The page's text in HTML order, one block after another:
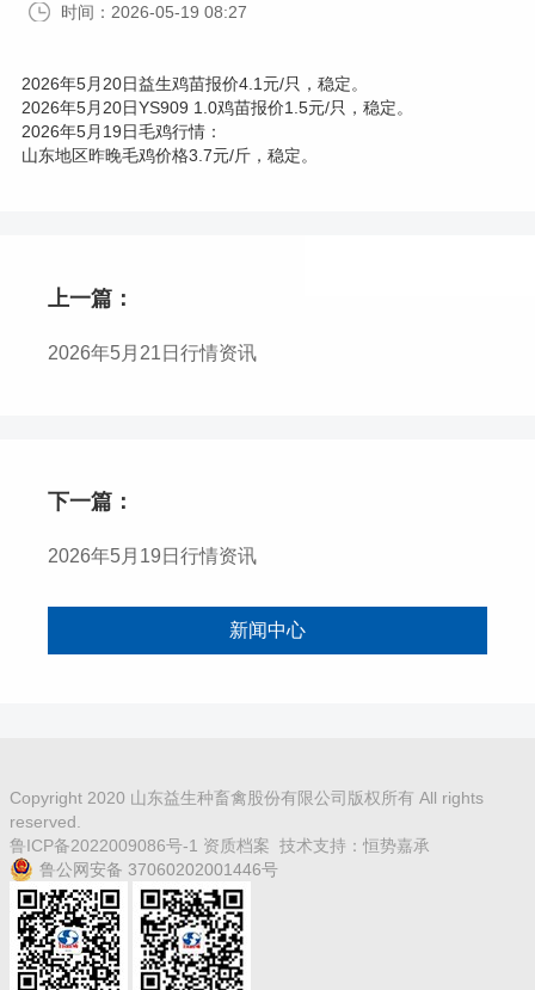
时间：2026-05-19 08:27
2026年5月20日益生鸡苗报价4.1元/只，稳定。
2026年5月20日YS909 1.0鸡苗报价1.5元/只，稳定。
2026年5月19日毛鸡行情：
山东地区昨晚毛鸡价格3.7元/斤，稳定。
上一篇：
2026年5月21日行情资讯
下一篇：
2026年5月19日行情资讯
新闻中心
Copyright 2020 山东益生种畜禽股份有限公司版权所有 All rights
reserved.
鲁ICP备2022009086号-1 资质档案 技术支持： 恒势嘉承
鲁公网安备 37060202001446号